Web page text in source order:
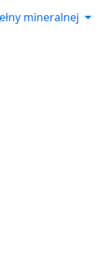
mineralnej